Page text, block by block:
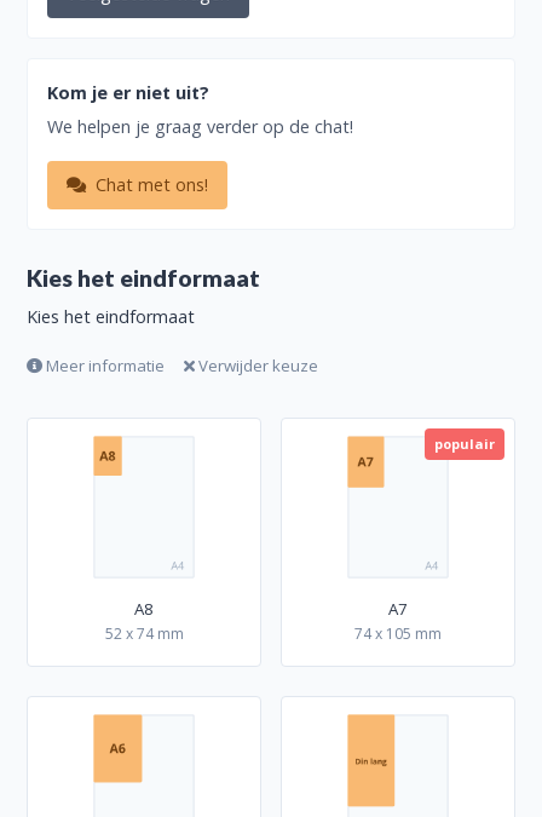
Kom je er niet uit?
We helpen je graag verder op de chat!
Chat met ons!
Kies het eindformaat
Kies het eindformaat
Meer informatie Verwijder keuze
A8
52 x 74 mm
populair
A7
74 x 105 mm